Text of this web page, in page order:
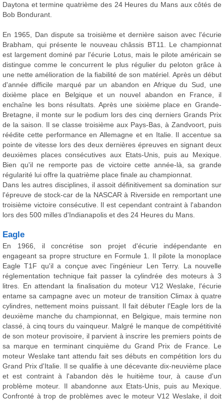
Daytona et termine quatrième des 24 Heures du Mans aux côtés de
Bob Bondurant.
En 1965, Dan dispute sa troisième et dernière saison avec l'écurie
Brabham, qui présente le nouveau châssis BT11. Le championnat
est largement dominé par l'écurie Lotus, mais le pilote américain se
distingue comme le concurrent le plus régulier du peloton grâce à
une nette amélioration de la fiabilité de son matériel. Après un début
d'année difficile marqué par un abandon en Afrique du Sud, une
dixième place en Belgique et un nouvel abandon en France, il
enchaîne les bons résultats. Après une sixième place en Grande-
Bretagne, il monte sur le podium lors des cinq derniers Grands Prix
de la saison. Il se classe troisième aux Pays-Bas, à Zandvoort, puis
réédite cette performance en Allemagne et en Italie. Il accentue sa
pointe de vitesse lors des deux dernières épreuves en signant deux
deuxièmes places consécutives aux Etats-Unis, puis au Mexique.
Bien qu'il ne remporte pas de victoire cette année-là, sa grande
régularité lui offre la quatrième place finale au championnat.
Dans les autres disciplines, il assoit définitivement sa domination sur
l'épreuve de stock-car de la NASCAR à Riverside en remportant une
troisième victoire consécutive. Il est cependant contraint à l'abandon
lors des 500 milles d'Indianapolis et des 24 Heures du Mans.
Eagle
En 1966, il concrétise son projet d'écurie indépendante en
engageant sa propre structure en Formule 1. Il pilote la monoplace
Eagle T1F qu'il a conçue avec l'ingénieur Len Terry. La nouvelle
réglementation technique fait passer la cylindrée des moteurs à 3
litres. En attendant la finalisation du moteur V12 Weslake, l'écurie
entame sa campagne avec un moteur de transition Climax à quatre
cylindres, nettement moins puissant. Il fait débuter l'Eagle lors de la
deuxième manche du championnat, en Belgique, mais termine non
classé, à cinq tours du vainqueur. Malgré le manque de compétitivité
de son moteur provisoire, il parvient à inscrire les premiers points de
sa marque en terminant cinquième du Grand Prix de France. Le
moteur Weslake tant attendu fait ses débuts en compétition lors du
Grand Prix d'Italie. Il se qualifie à une décevante dix-neuvième place
et est contraint à l'abandon dès le huitième tour, à cause d'un
problème moteur. Il abandonne aux Etats-Unis, puis au Mexique.
Confronté à trop de problèmes avec le moteur V12 Weslake, il doit